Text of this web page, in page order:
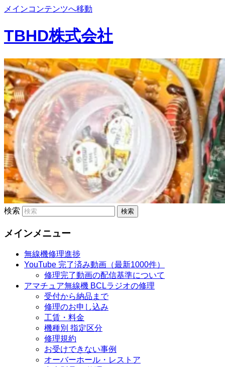
メインコンテンツへ移動
TBHD株式会社
検索
メインメニュー
無線機修理進捗
YouTube 完了済み動画（最新1000件）
修理完了動画の配信基準について
アマチュア無線機 BCLラジオの修理
受付から納品まで
修理のお申し込み
工賃・料金
機種別 指定区分
修理規約
お受けできない事例
オーバーホール・レストア